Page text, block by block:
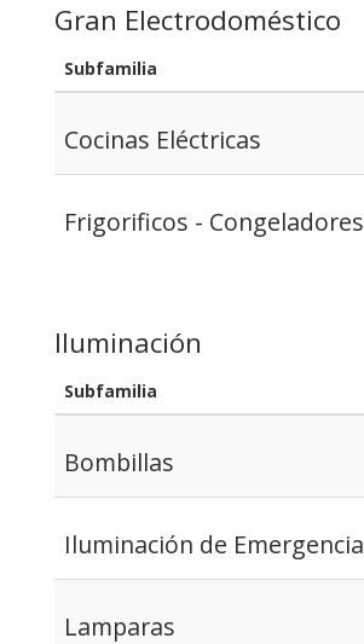
Gran Electrodoméstico
Subfamilia
Cocinas Eléctricas
Frigorificos - Congeladores
Iluminación
Subfamilia
Bombillas
Iluminación de Emergencia
Lamparas